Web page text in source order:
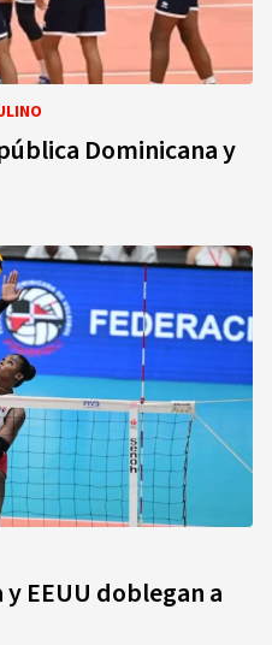
Dominicana y
EEUU doblegan a